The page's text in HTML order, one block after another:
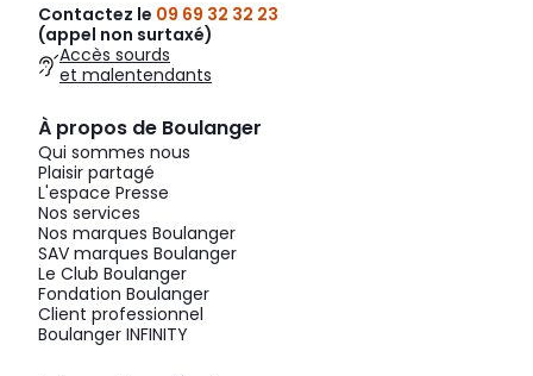
Contactez le 09 69 32 32 23
(appel non surtaxé)
Accès sourds
et malentendants
À propos de Boulanger
Qui sommes nous
Plaisir partagé
L'espace Presse
Nos services
Nos marques Boulanger
SAV marques Boulanger
Le Club Boulanger
Fondation Boulanger
Client professionnel
Boulanger INFINITY